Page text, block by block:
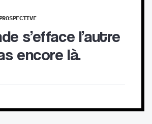
s’efface l’autre
encore là.